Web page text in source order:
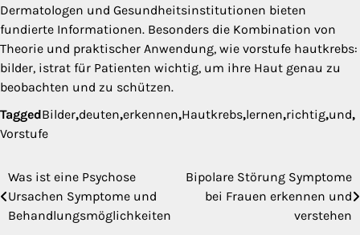
Dermatologen und Gesundheitsinstitutionen bieten
fundierte Informationen. Besonders die Kombination von
Theorie und praktischer Anwendung, wie vorstufe hautkrebs:
bilder, istrat für Patienten wichtig, um ihre Haut genau zu
beobachten und zu schützen.
TaggedBilder,deuten,erkennen,Hautkrebs,lernen,richtig,und,
Vorstufe
Beitragsnavigation
Was ist eine Psychose
Ursachen Symptome und
Behandlungsmöglichkeiten
Bipolare Störung Symptome
bei Frauen erkennen und
verstehen